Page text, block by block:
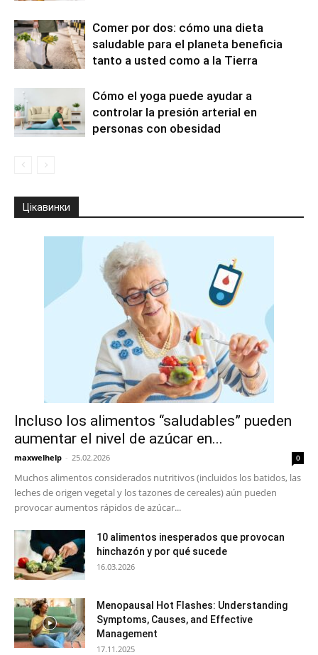
Comer por dos: cómo una dieta
saludable para el planeta beneficia
tanto a usted como a la Tierra
Cómo el yoga puede ayudar a
controlar la presión arterial en
personas con obesidad
Цікавинки
Incluso los alimentos “saludables” pueden
aumentar el nivel de azúcar en...
maxwelhelp - 25.02.2026 0
Muchos alimentos considerados nutritivos (incluidos los batidos, las
leches de origen vegetal y los tazones de cereales) aún pueden
provocar aumentos rápidos de azúcar...
10 alimentos inesperados que provocan
hinchazón y por qué sucede
16.03.2026
Menopausal Hot Flashes: Understanding
Symptoms, Causes, and Effective
Management
17.11.2025